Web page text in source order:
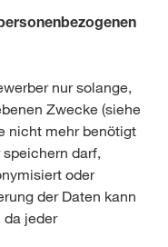
nur solange,
Zwecke (siehe
nicht mehr benötigt
darf,
oder
der Daten kann
da jeder